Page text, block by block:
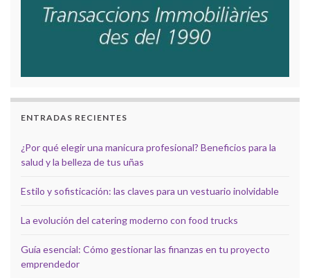
ENTRADAS RECIENTES
¿Por qué elegir una manicura profesional? Beneficios para la
salud y la belleza de tus uñas
Estilo y sofisticación: las claves para un vestuario inolvidable
La evolución del catering moderno con food trucks
Guía esencial: Cómo gestionar las finanzas en tu proyecto
emprendedor